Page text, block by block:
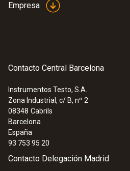
por infarrojos con App
smartphone/tablet
Empresa
Contacto Central Barcelona
Instrumentos Testo, S.A.
Zona Industrial, c/ B, nº 2
08348 Cabrils
Barcelona
España
93 753 95 20
Contacto Delegación Madrid